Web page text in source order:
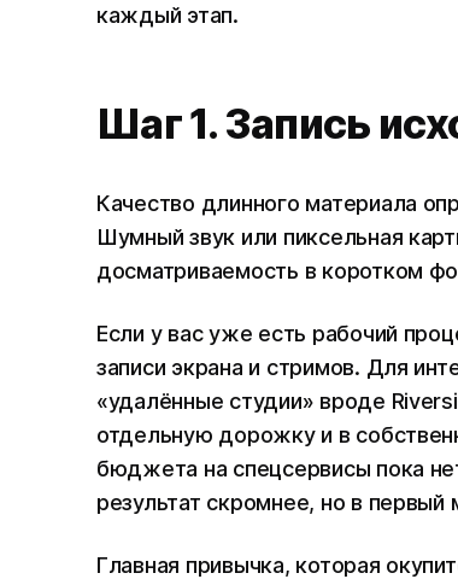
каждый этап.
Шаг 1. Запись
Качество длинного материала
Шумный звук или пиксельная
досматриваемость в коротком
Если у вас уже есть рабочий
записи экрана и стримов. Для
«удалённые студии» вроде
отдельную дорожку и в
бюджета на спецсервисы пока
результат скромнее, но в
Главная привычка, которая